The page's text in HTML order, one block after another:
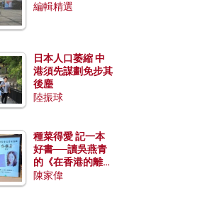
編輯精選
日本人口萎縮 中
港須先謀劃免步其
後塵
陸振球
種菜得愛 記一本
好書──讀吳燕青
的《在香港的離島
種菜》
陳家偉